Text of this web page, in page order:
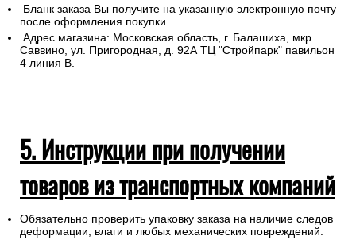
Бланк заказа Вы получите на указанную электронную почту
после оформления покупки.
Адрес магазина: Московская область, г. Балашиха, мкр.
Саввино, ул. Пригородная, д. 92А ТЦ "Стройпарк" павильон
4 линия В.
5. Инструкции при получении
товаров из транспортных компаний
Обязательно проверить упаковку заказа на наличие следов
деформации, влаги и любых механических повреждений.